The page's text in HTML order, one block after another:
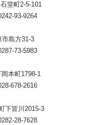
堂町2-5-101
93-9264
島方31-3
73-5983
本町1798-1
678-2616
下皆川2015-3
28-7628